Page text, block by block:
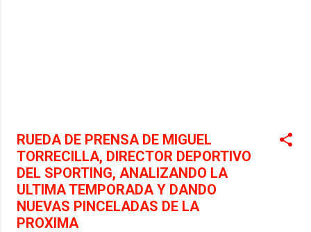
RUEDA DE PRENSA DE MIGUEL
TORRECILLA, DIRECTOR DEPORTIVO
DEL SPORTING, ANALIZANDO LA
ULTIMA TEMPORADA Y DANDO
NUEVAS PINCELADAS DE LA
PROXIMA